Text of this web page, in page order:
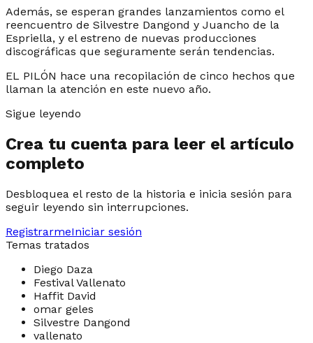
Además, se esperan grandes lanzamientos como el
reencuentro de Silvestre Dangond y Juancho de la
Espriella, y el estreno de nuevas producciones
discográficas que seguramente serán tendencias.
EL PILÓN hace una recopilación de cinco hechos que
llaman la atención en este nuevo año.
Sigue leyendo
Crea tu cuenta para leer el artículo
completo
Desbloquea el resto de la historia e inicia sesión para
seguir leyendo sin interrupciones.
RegistrarmeIniciar sesión
Temas tratados
Diego Daza
Festival Vallenato
Haffit David
omar geles
Silvestre Dangond
vallenato